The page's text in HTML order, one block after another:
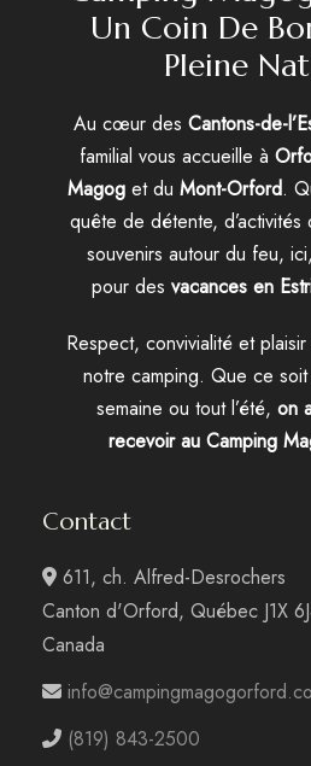
Un Coin De
Pleine
Au cœur des Cantons-de-
familial vous accueille à
Magog et du Mont-Orford.
quête de détente,
souvenirs autour du feu,
pour des vacances en
Respect, convivialité et
notre camping. Que ce
semaine ou tout l’été, on
recevoir au Camping
Contact
611, ch. Alfred-Desrochers
Canton d'Orford, Québec J1X
Canada
(819) 843-2500